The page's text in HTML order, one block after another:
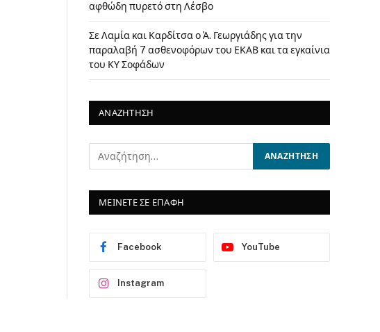
αφθώδη πυρετό στη Λέσβο
Σε Λαμία και Καρδίτσα ο Ά. Γεωργιάδης για την
παραλαβή 7 ασθενοφόρων του ΕΚΑΒ και τα εγκαίνια
του ΚΥ Σοφάδων
ΑΝΑΖΗΤΗΣΗ
ΜΕΙΝΕΤΕ ΣΕ ΕΠΑΦΗ
Facebook YouTube
Instagram